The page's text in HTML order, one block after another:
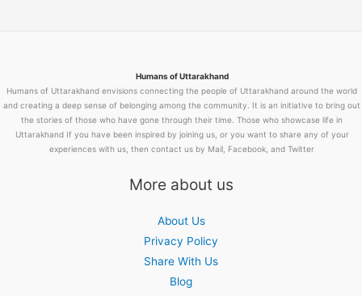
Humans of Uttarakhand
Humans of Uttarakhand envisions connecting the people of Uttarakhand around the world
and creating a deep sense of belonging among the community. It is an initiative to bring out
the stories of those who have gone through their time. Those who showcase life in
Uttarakhand If you have been inspired by joining us, or you want to share any of your
experiences with us, then contact us by Mail, Facebook, and Twitter
More about us
About Us
Privacy Policy
Share With Us
Blog